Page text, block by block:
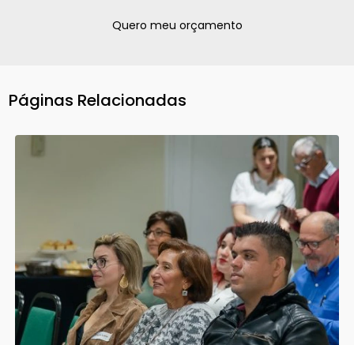
Quero meu orçamento
Páginas Relacionadas